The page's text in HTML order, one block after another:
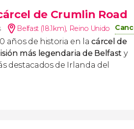
de Crumlin Road
Belfast (18.1km), Reino Unido
años de historia en lacárcel de
más legendaria de Belfast y
destacados de Irlanda del